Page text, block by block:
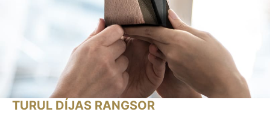
TURUL DÍJAS RANGSOR